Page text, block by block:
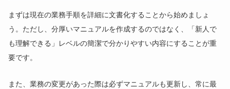
まずは現在の業務手順を詳細に文書化することから始めましょ
う。ただし、分厚いマニュアルを作成するのではなく、「新人で
も理解できる」レベルの簡潔で分かりやすい内容にすることが重
要です。
また、業務の変更があった際は必ずマニュアルも更新し、常に最